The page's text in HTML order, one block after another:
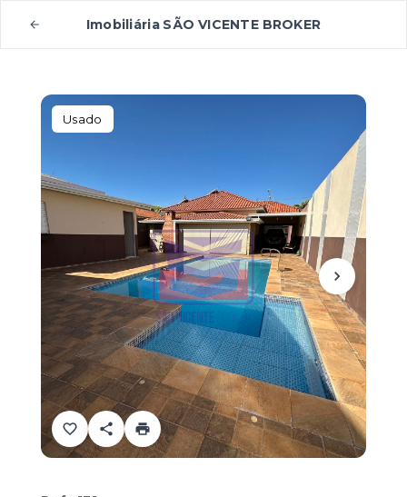
Imobiliária SÃO VICENTE BROKER
Usado